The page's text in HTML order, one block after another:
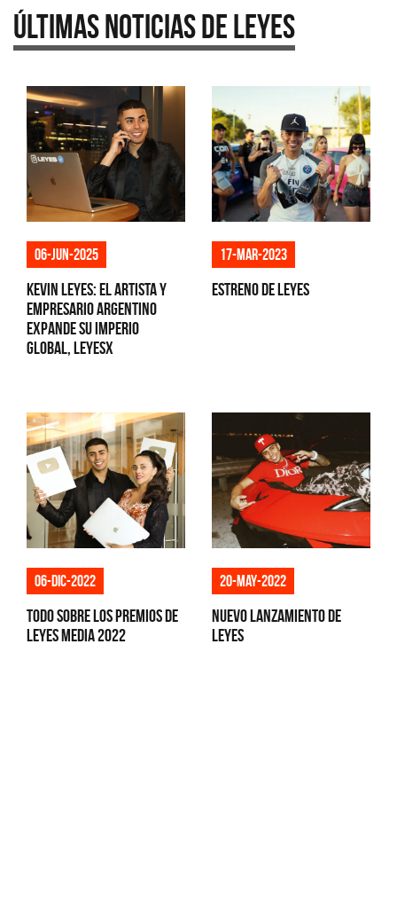
Últimas Noticias de Leyes
06-jun-2025
Kevin Leyes: el artista y
empresario argentino
expande su imperio
global, LeyesX
17-mar-2023
Estreno de Leyes
06-dic-2022
Todo sobre los premios de
Leyes Media 2022
20-may-2022
Nuevo lanzamiento de
Leyes